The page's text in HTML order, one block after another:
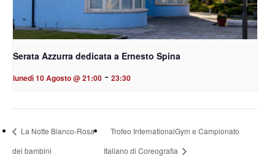
Serata Azzurra dedicata a Ernesto Spina
lunedì 10 Agosto @ 21:00 - 23:30
La Notte Bianco-Rosa
dei bambini
Trofeo InternationalGym e Campionato
Italiano di Coreografia